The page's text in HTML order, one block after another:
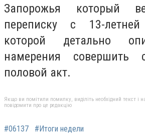
Запорожья который
переписку с 13-
которой детально
намерения совершить
половой акт.
Якщо ви помітили помилку, виділіть необхідний текст і
повідомити про це редакцію
#06137 #Итоги недели